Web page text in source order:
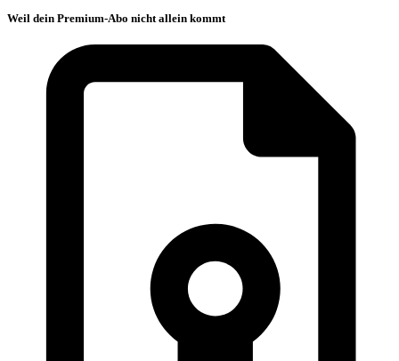
Weil dein Premium-Abo nicht allein kommt